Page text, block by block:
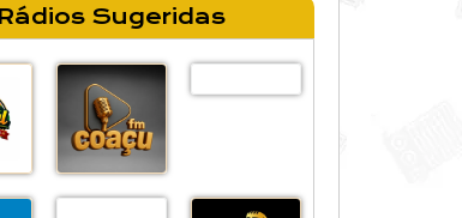
Rádios Sugeridas